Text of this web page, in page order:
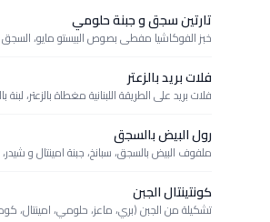
تارتين سجق و جبنة حلومي
خبز الفوكاشيا مفطى بصوص البيستو مايو،
فلات بريد بالزعتر
فلات بريد على الطريقة اللبنانية مغطاة بالزعتر،
رول البيض بالسجق
ملفوف البيض بالسجق، سبانخ، جبنة امينتال و
كونتينتال الجبن
تشكيلة من الجبن (بري، ماعز، حلومي،